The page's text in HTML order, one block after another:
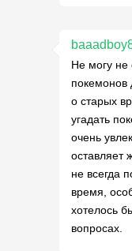
Не могу не
покемонов
о старых
угадать
очень
оставляет
не всегда
время,
хотелось
вопросах.